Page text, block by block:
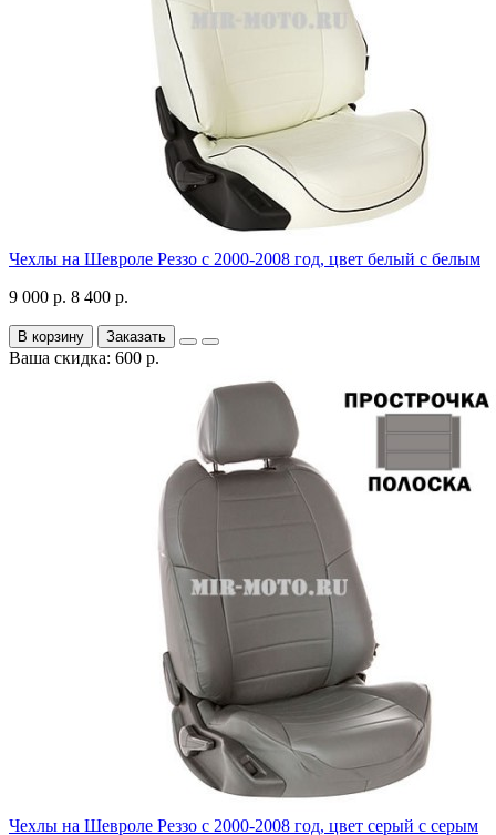
Чехлы на Шевроле Реззо с 2000-2008 год, цвет белый с белым
9 000 р. 8 400 р.
В корзину Заказать
Ваша скидка: 600 р.
Чехлы на Шевроле Реззо с 2000-2008 год, цвет серый с серым